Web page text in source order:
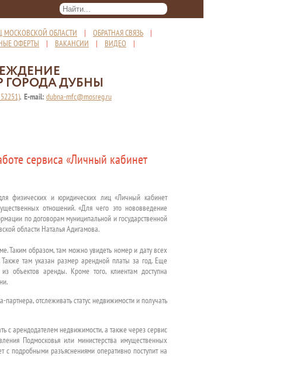
МОСКОВСКОЙ ОБЛАСТИ | ОБРАТНАЯ СВЯЗЬ |
ОФЕРТЫ | ВАКАНСИИ | ВИДЕО |
ДУБНЫ
, E-mail: dubna-mfc@mosreg.ru
сервиса «Личный кабинет
физических и юридических лиц «Личный кабинет
отношений. «Для чего это нововведение
по договорам муниципальной и государственной
области Наталья Адигамова.
Таким образом, там можно увидеть номер и дату всех
там указан размер арендной платы за год. Еще
объектов аренды. Кроме того, клиентам доступна
отслеживать статус недвижимости и получать
с арендодателем недвижимости, а также через сервис
Подмосковья или министерства имущественных
подробными разъяснениями оперативно поступит на